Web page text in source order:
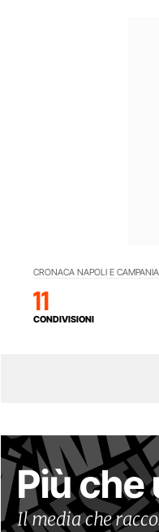
CRONACA NAPOLI E CAMPANIA
11
CONDIVISIONI
Più che
Il media che